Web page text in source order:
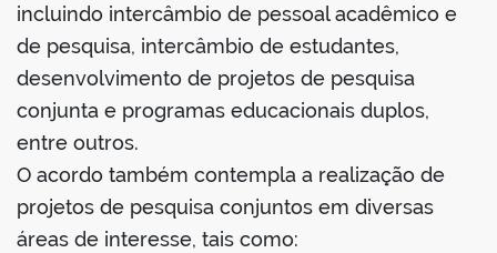
incluindo intercâmbio de pessoal acadêmico e
de pesquisa, intercâmbio de estudantes,
desenvolvimento de projetos de pesquisa
conjunta e programas educacionais duplos,
entre outros.
O acordo também contempla a realização de
projetos de pesquisa conjuntos em diversas
áreas de interesse, tais como: